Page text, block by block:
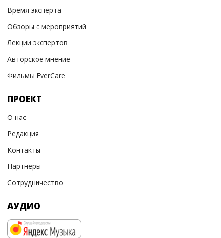
Время эксперта
Обзоры с мероприятий
Лекции экспертов
Авторское мнение
Фильмы EverCare
ПРОЕКТ
О нас
Редакция
Контакты
Партнеры
Сотрудничество
АУДИО